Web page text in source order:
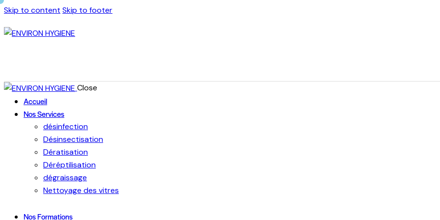
Skip to content Skip to footer
Close
Accueil
Nos Services
désinfection
Désinsectisation
Dératisation
Déréptilisation
dégraissage
Nettoyage des vitres
Nos Formations